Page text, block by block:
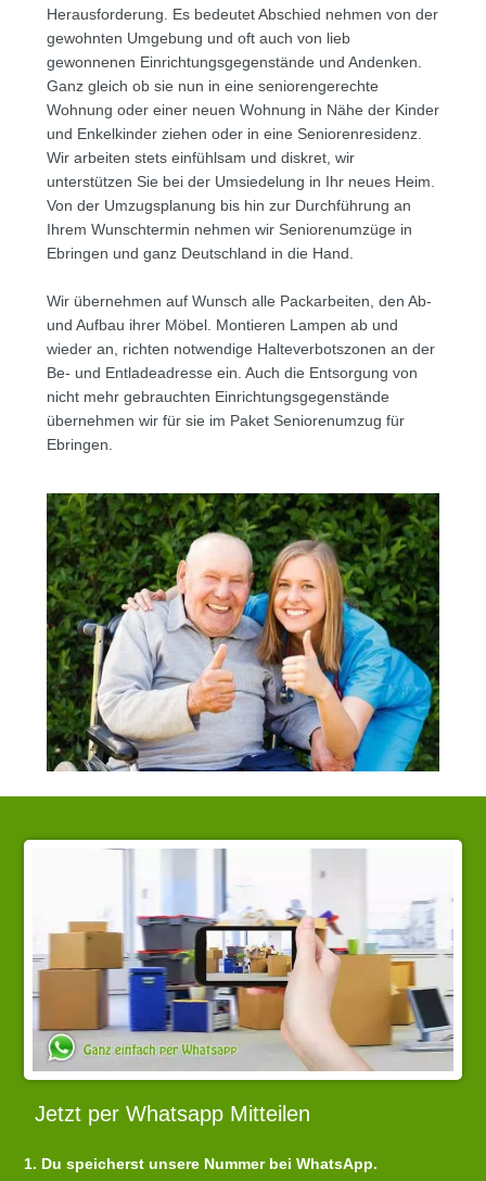
Herausforderung. Es bedeutet Abschied nehmen von der
gewohnten Umgebung und oft auch von lieb
gewonnenen Einrichtungsgegenstände und Andenken.
Ganz gleich ob sie nun in eine seniorengerechte
Wohnung oder einer neuen Wohnung in Nähe der Kinder
und Enkelkinder ziehen oder in eine Seniorenresidenz.
Wir arbeiten stets einfühlsam und diskret, wir
unterstützen Sie bei der Umsiedelung in Ihr neues Heim.
Von der Umzugsplanung bis hin zur Durchführung an
Ihrem Wunschtermin nehmen wir Seniorenumzüge in
Ebringen und ganz Deutschland in die Hand.
Wir übernehmen auf Wunsch alle Packarbeiten, den Ab-
und Aufbau ihrer Möbel. Montieren Lampen ab und
wieder an, richten notwendige Halteverbotszonen an der
Be- und Entladeadresse ein. Auch die Entsorgung von
nicht mehr gebrauchten Einrichtungsgegenstände
übernehmen wir für sie im Paket Seniorenumzug für
Ebringen.
Jetzt per Whatsapp Mitteilen
1. Du speicherst unsere Nummer bei WhatsApp.